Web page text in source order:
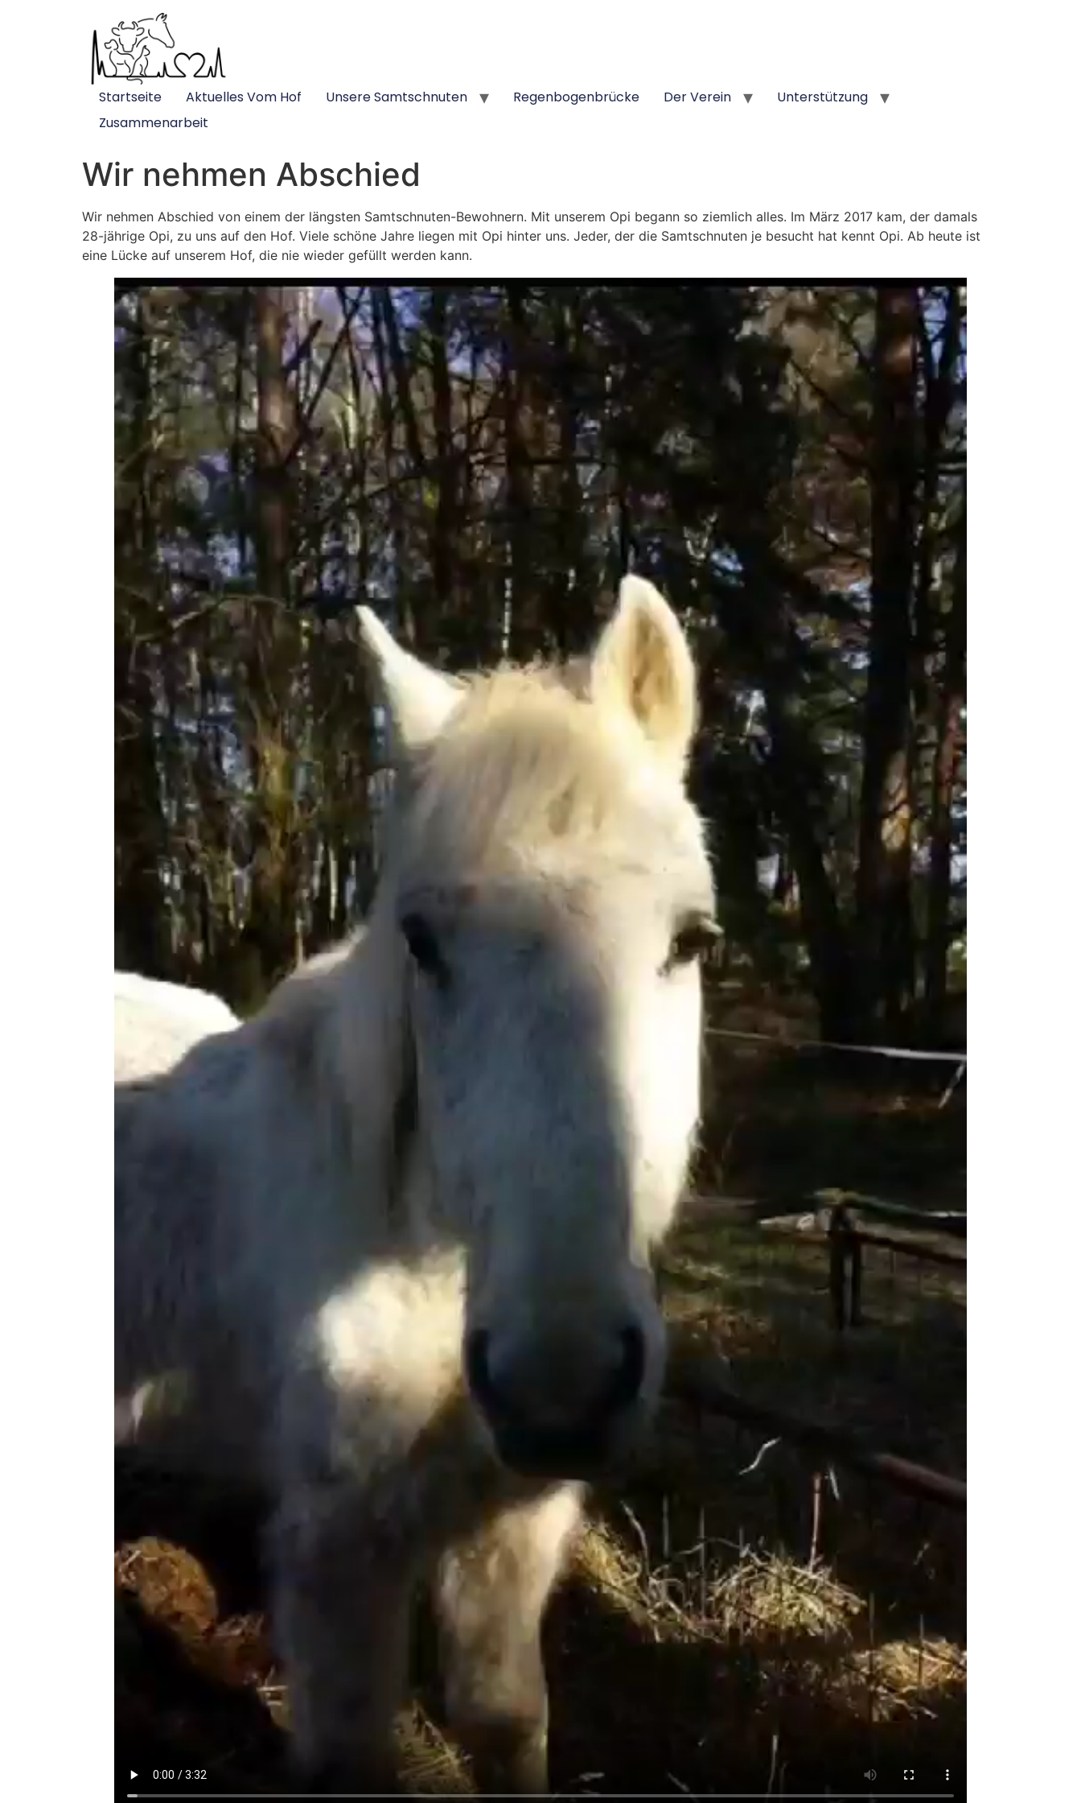
Startseite Aktuelles Vom Hof Unsere Samtschnuten Regenbogenbrücke Der Verein
Unterstützung
Zusammenarbeit
Wir nehmen Abschied
Wir nehmen Abschied von einem der längsten Samtschnuten-Bewohnern. Mit unserem Opi begann so ziemlich alles. Im März 2017 kam, der damals
28-jährige Opi, zu uns auf den Hof. Viele schöne Jahre liegen mit Opi hinter uns. Jeder, der die Samtschnuten je besucht hat kennt Opi. Ab heute ist
eine Lücke auf unserem Hof, die nie wieder gefüllt werden kann.